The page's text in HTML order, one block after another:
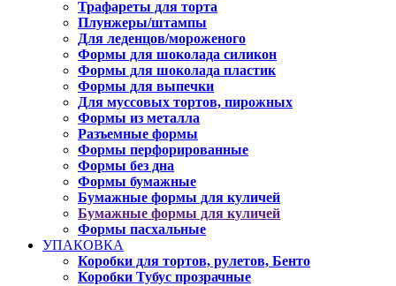
Трафареты для торта
Плунжеры/штампы
Для леденцов/мороженого
Формы для шоколада силикон
Формы для шоколада пластик
Формы для выпечки
Для муссовых тортов, пирожных
Формы из металла
Разъемные формы
Формы перфорированные
Формы без дна
Формы бумажные
Бумажные формы для куличей
Бумажные формы для куличей
Формы пасхальные
УПАКОВКА
Коробки для тортов, рулетов, Бенто
Коробки Тубус прозрачные